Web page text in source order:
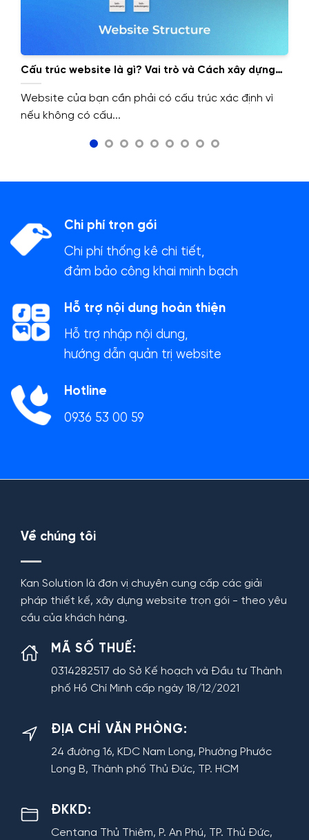
Cấu trúc website là gì? Vai trò và Cách xây dựng
cấu trúc website.
Website của bạn cần phải có cấu trúc xác định vì
nếu không có cấu...
Chi phí trọn gói
Chi phí thống kê chi tiết,
đảm bảo công khai minh bạch
Hỗ trợ nội dung hoàn thiện
Hỗ trợ nhập nội dung,
hướng dẫn quản trị website
Hotline
0936 53 00 59
Về chúng tôi
Kan Solution là đơn vị chuyên cung cấp các giải
pháp thiết kế, xây dựng website trọn gói - theo yêu
cầu của khách hàng.
MÃ SỐ THUẾ:
0314282517 do Sở Kế hoạch và Đầu tư Thành
phố Hồ Chí Minh cấp ngày 18/12/2021
ĐỊA CHỈ VĂN PHÒNG:
24 đường 16, KDC Nam Long, Phường Phước
Long B, Thành phố Thủ Đức, TP. HCM
ĐKKD:
Centana Thủ Thiêm, P. An Phú, TP. Thủ Đức,